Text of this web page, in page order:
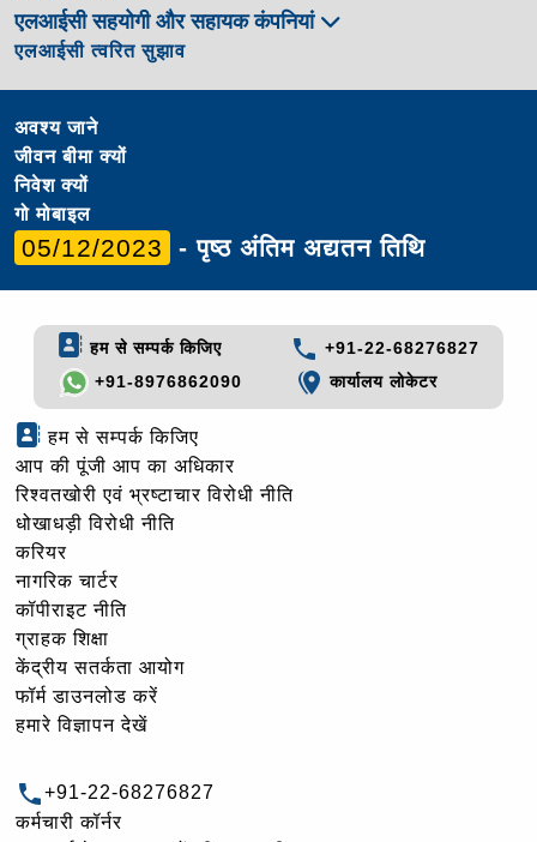
एलआईसी सहयोगी और सहायक कंपनियां
एलआईसी त्वरित सुझाव
अवश्य जाने
जीवन बीमा क्यों
निवेश क्यों
गो मोबाइल
05/12/2023 - पृष्ठ अंतिम अद्यतन तिथि
हम से सम्पर्क किजिए
+91-22-68276827
+91-8976862090
कार्यालय लोकेटर
हम से सम्पर्क किजिए
आप की पूंजी आप का अधिकार
रिश्वतखोरी एवं भ्रष्टाचार विरोधी नीति
धोखाधड़ी विरोधी नीति
करियर
नागरिक चार्टर
कॉपीराइट नीति
ग्राहक शिक्षा
केंद्रीय सतर्कता आयोग
फॉर्म डाउनलोड करें
हमारे विज्ञापन देखें
+91-22-68276827
कर्मचारी कॉर्नर